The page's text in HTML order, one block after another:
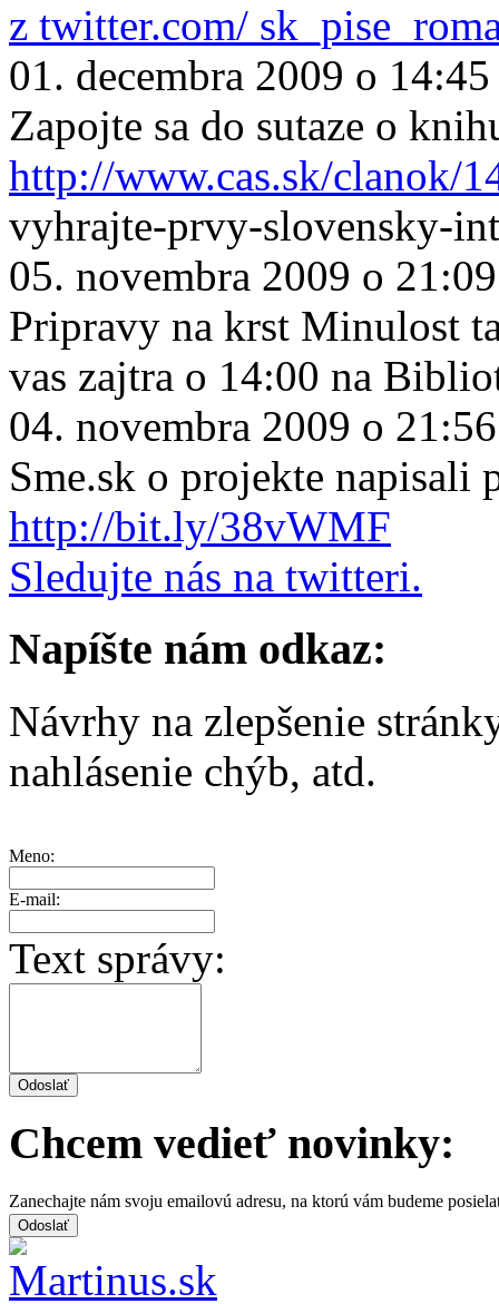
z twitter.com/
01. decembra 2009 o 14:45
Zapojte sa do sutaze o
http://www.cas.sk/clanok/
vyhrajte-prvy-slovensky-
05. novembra 2009 o 21:09
Pripravy na krst Minulost
vas zajtra o 14:00 na
04. novembra 2009 o 21:56
Sme.sk o projekte napisali
http://bit.ly/38vWMF
Sledujte nás na twitteri.
Napíšte nám odkaz:
Návrhy na zlepšenie
nahlásenie chýb, atd.
Meno:
E-mail:
Text správy:
Chcem vedieť novinky:
Zanechajte nám svoju emailovú adresu, na ktorú vám budeme